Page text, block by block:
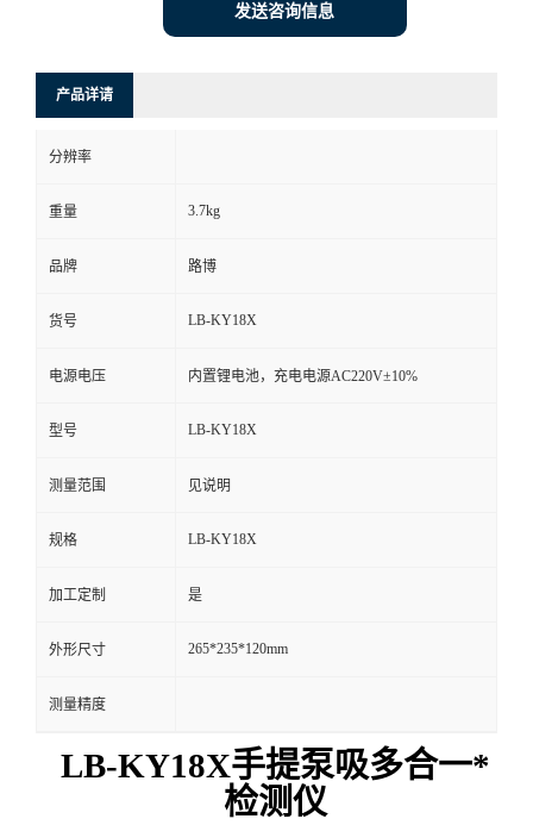
系
言
发送咨询信息
产品详请
分辨率
重量 3.7kg
品牌 路博
货号 LB-KY18X
电源电压 内置锂电池，充电电源AC220V±10%
型号 LB-KY18X
测量范围 见说明
规格 LB-KY18X
加工定制 是
外形尺寸 265*235*120mm
测量精度
LB-KY18X手提泵吸多合一*
检测仪